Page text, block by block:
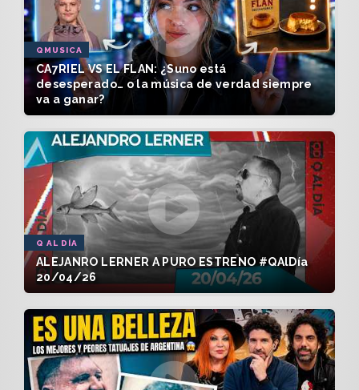
QMUSICA
CA7RIEL VS EL FLAN: ¿Suno está
desesperado… o la música de verdad siempre
va a ganar?
Q AL DÍA
ALEJANRO LERNER A PURO ESTRENO #QAlDía
20/04/26